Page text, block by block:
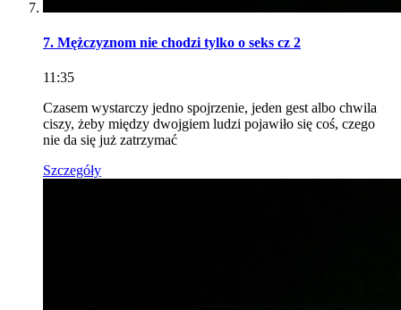
7. Mężczyznom nie chodzi tylko o seks cz 2
11:35
Czasem wystarczy jedno spojrzenie, jeden gest albo chwila
ciszy, żeby między dwojgiem ludzi pojawiło się coś, czego
nie da się już zatrzymać
Szczegóły